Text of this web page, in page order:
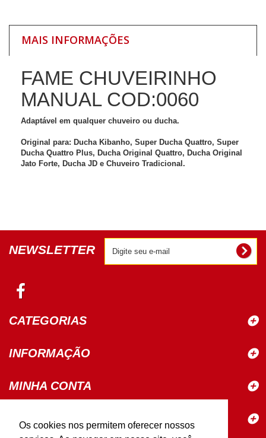
Os cookies nos permitem oferecer nossos
MAIS INFORMAÇÕES
FAME CHUVEIRINHO
MANUAL COD:0060
Adaptável em qualquer chuveiro ou ducha.
Original para: Ducha Kibanho, Super Ducha Quattro, Super
Ducha Quattro Plus, Ducha Original Quattro, Ducha Original
Jato Forte, Ducha JD e Chuveiro Tradicional.
NEWSLETTER
CATEGORIAS
INFORMAÇÃO
MINHA CONTA
ELETROSINA MATERIAIS PARA
CONSTRUÇÃO